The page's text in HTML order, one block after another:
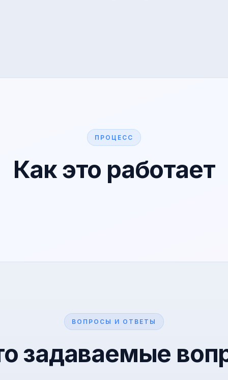
ПРОЦЕСС
Как это работает
ВОПРОСЫ И ОТВЕТЫ
задаваемые